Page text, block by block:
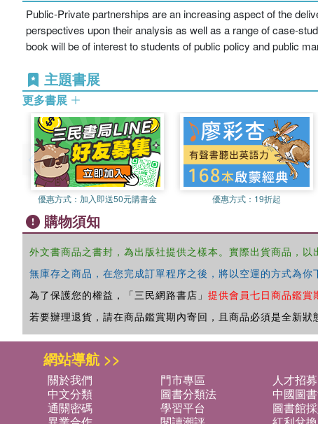
Public-Private partnerships are an increasing aspect of the
perspectives upon their analysis as well as a range of case-
book will be of interest to students of public policy and public
主題書展
更多書展
優惠方式： 加入即送50元購書金 優惠方式： 19折起
購物須知
外文書商品之書封，為出版社提供之樣本。實際出貨商品，
無庫存之商品，在您完成訂單程序之後，將以空運的方式為
為了保護您的權益，「三民網路書店」 提供會員七日商品鑑賞
若要辦理退貨，請在商品鑑賞期內寄回，且商品必須是全新
網站導航 >>
關於我們 門市專區 人才招募
中文分類
圖書分類法 中國圖
通關密碼
學習平台 圖書館